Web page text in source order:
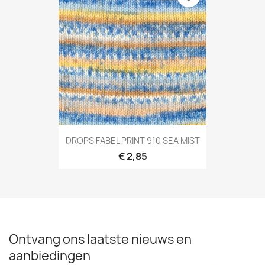
DROPS FABEL PRINT 910 SEA MIST
€ 2,85
Ontvang ons laatste nieuws en
aanbiedingen